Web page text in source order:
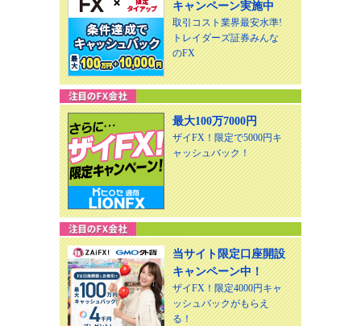
キャンペーン実施中
取引コスト業界最安水準!
トレイダーズ証券みんな
のFX
最大100万7000円
ザイFX！限定で5000円キ
ャッシュバック！
当サイト限定口座開設
キャンペーン中！
ザイFX！限定4000円キャ
ッシュバックがもらえ
る！